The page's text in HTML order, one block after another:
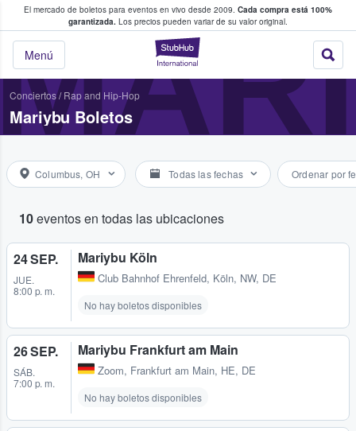
El mercado de boletos para eventos en vivo desde 2009. Cada compra está 100%
garantizada. Los precios pueden variar de su valor original.
StubHub: donde
Menú
fans compran y venden boletos
Conciertos/ Rap and Hip-Hop
Mariybu Boletos
Columbus, OH Todas las fechas Ordenar por
10eventos en todas las ubicaciones
24 SEP.
JUE.
8:00 p. m.
Mariybu Köln
Club Bahnhof Ehrenfeld, Köln, NW, DE
No hay boletos disponibles
26 SEP.
SÁB.
7:00 p. m.
Mariybu Frankfurt am Main
Zoom, Frankfurt am Main, HE, DE
No hay boletos disponibles